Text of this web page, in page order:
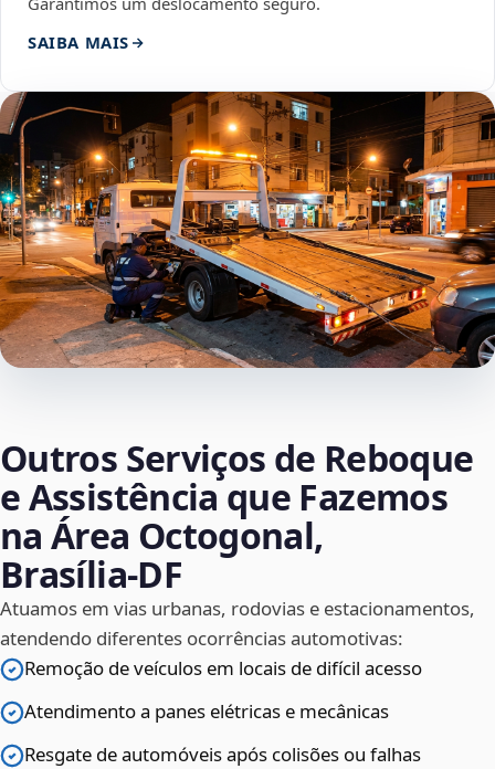
SAIBA MAIS
Outros Serviços de Reboque
e Assistência que Fazemos
na Área Octogonal,
Brasília‑DF
Atuamos em vias urbanas, rodovias e estacionamentos,
atendendo diferentes ocorrências automotivas:
Remoção de veículos em locais de difícil acesso
Atendimento a panes elétricas e mecânicas
Resgate de automóveis após colisões ou falhas